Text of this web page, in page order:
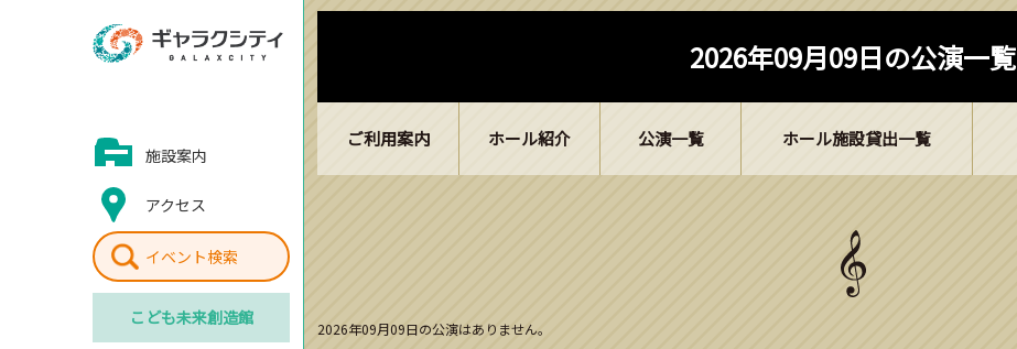
施設案内
アクセス
イベント検索
こども未来創造館
2026年09月09日の公演一覧
ご利用案内 ホール紹介 公演一覧 ホール施設貸出一覧
2026年09月09日の公演はありません。